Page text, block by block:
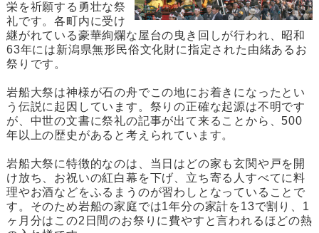
栄を祈願する勇壮な祭
礼です。各町内に受け
継がれている豪華絢爛な屋台の曳き回しが行われ、昭和
63年には新潟県無形民俗文化財に指定された由緒あるお
祭りです。
岩船大祭は神様が石の舟でこの地にお着きになったとい
う伝説に起因しています。祭りの正確な起源は不明です
が、中世の文書に祭礼の記事が出て来ることから、500
年以上の歴史があると考えられています。
岩船大祭に特徴的なのは、当日はどの家も玄関や戸を開
け放ち、お祝いの紅白幕を下げ、立ち寄る人すべてに料
理やお酒などをふるまうのが習わしとなっていることで
す。そのため岩船の家庭では1年分の家計を13で割り、1
ヶ月分はこの2日間のお祭りに費やすと言われるほどの熱